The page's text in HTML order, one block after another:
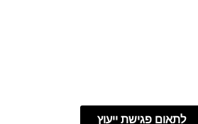
לתאום פגישת ייעוץ